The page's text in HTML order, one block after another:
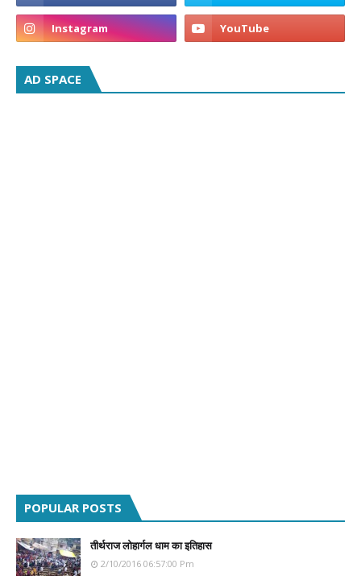
AD SPACE
POPULAR POSTS
तीर्थराज लोहार्गल धाम का इतिहास
2/10/2016 06:57:00 Pm